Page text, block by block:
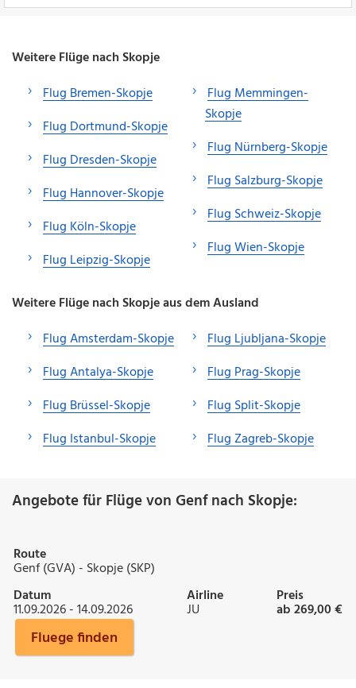
Weitere Flüge nach Skopje
Flug Bremen-Skopje
Flug Dortmund-Skopje
Flug Dresden-Skopje
Flug Hannover-Skopje
Flug Köln-Skopje
Flug Leipzig-Skopje
Flug Memmingen-
Skopje
Flug Nürnberg-Skopje
Flug Salzburg-Skopje
Flug Schweiz-Skopje
Flug Wien-Skopje
Weitere Flüge nach Skopje aus dem Ausland
Flug Amsterdam-Skopje
Flug Antalya-Skopje
Flug Brüssel-Skopje
Flug Istanbul-Skopje
Flug Ljubljana-Skopje
Flug Prag-Skopje
Flug Split-Skopje
Flug Zagreb-Skopje
Angebote für Flüge von Genf nach Skopje:
Route
Genf (GVA) - Skopje (SKP)
Datum
11.09.2026 - 14.09.2026
Airline
JU
Preis
ab 269,00 €
Fluege finden